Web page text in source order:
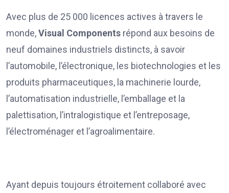
Avec plus de 25 000 licences actives à travers le
monde,Visual Components répond aux besoins de
neuf domaines industriels distincts, à savoir
l’automobile, l’électronique, les biotechnologies et les
produits pharmaceutiques, la machinerie lourde,
l’automatisation industrielle, l’emballage et la
palettisation, l’intralogistique et l’entreposage,
l’électroménager et l’agroalimentaire.
Ayant depuis toujours étroitement collaboré avec